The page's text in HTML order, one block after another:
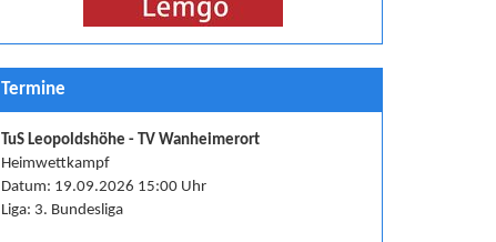
Termine
TuS Leopoldshöhe - TV Wanheimerort
Heimwettkampf
Datum: 19.09.2026 15:00 Uhr
Liga: 3. Bundesliga